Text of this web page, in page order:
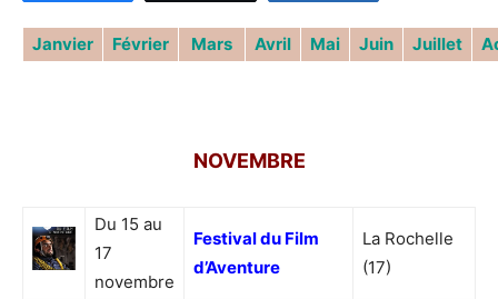
Janvier Février Mars Avril Mai Juin Juillet
NOVEMBRE
Du 15 au
17
novembre
Festival du Film
d’Aventure
La Rochelle
(17)